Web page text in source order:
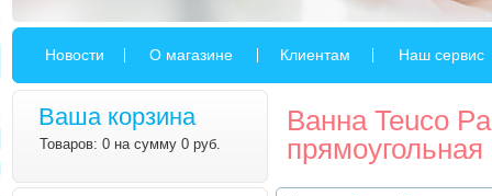
Новости О магазине Клиентам Наш сервис
Ваша корзина
Товаров: 0 на сумму 0 руб.
Ванна Teuco
прямоугольная